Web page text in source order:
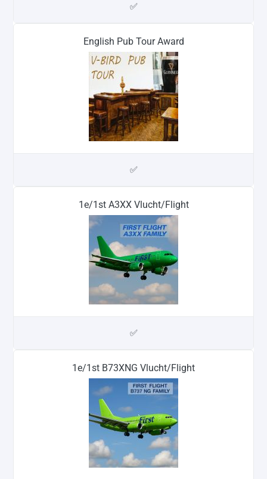
✅
English Pub Tour Award
✅
1e/1st A3XX Vlucht/Flight
✅
1e/1st B73XNG Vlucht/Flight